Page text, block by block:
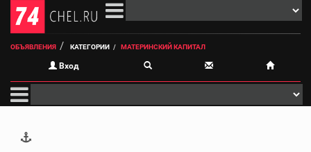
ОБЪЯВЛЕНИЯ КАТЕГОРИИ МАТЕРИНСКИЙ КАПИТАЛ
Вход